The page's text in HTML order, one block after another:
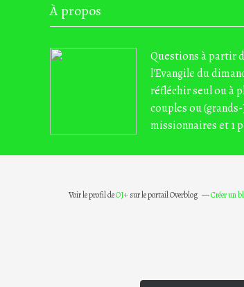
À propos
Questions à partir
l'Evangile du
réfléchir seul ou à
couples ou
missionnaires et 1
Voir le profil deOJ+sur le portail Overblog Créer un